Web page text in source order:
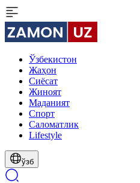
Ўзбекистон
Жаҳон
Сиёсат
Жиноят
Маданият
Спорт
Cаломатлик
Lifestyle
ўзб